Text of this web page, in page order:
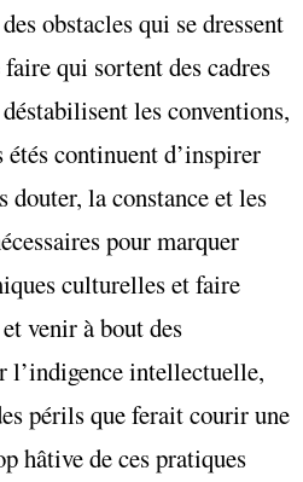
obstacles qui se dressent
qui sortent des cadres
les conventions,
continuent d’inspirer
douter, la constance et les
pour marquer
culturelles et faire
venir à bout des
l’indigence intellectuelle,
périls que ferait courir une
hâtive de ces pratiques